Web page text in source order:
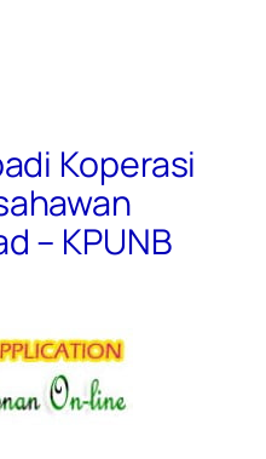
Koperasi
– KPUNB